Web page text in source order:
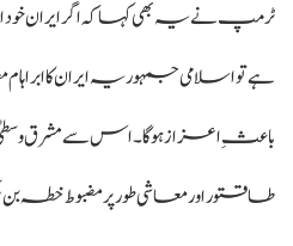
ٹرمپ نے یہ بھی کہا کہ اگر ایران خود
ہے تو اسلامی جمہوریہ ایران کا
باعثِ اعزاز ہوگا۔ اس سے مشرق
طاقتور اور معاشی طور پر مضبوط خطہ بن